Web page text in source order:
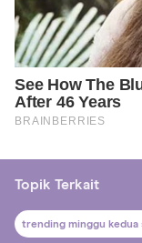
Topik Terkait
trending minggu